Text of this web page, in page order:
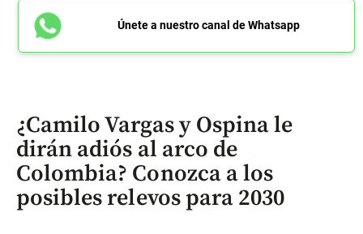
Únete a nuestro canal de Whatsapp
¿Camilo Vargas y Ospina le
dirán adiós al arco de
Colombia? Conozca a los
posibles relevos para 2030